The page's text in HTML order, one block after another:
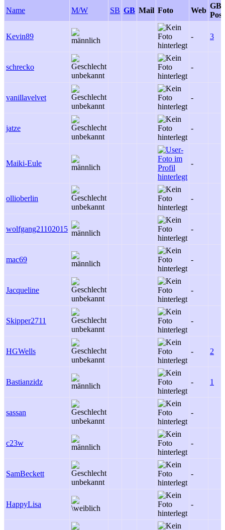
Name M/W SB GB Mail Foto Web
GB-
Kevin89 - 3
schrecko -
vanillavelvet -
jatze -
Maiki-Eule -
ollioberlin -
wolfgang21102015 -
mac69 -
Jacqueline -
Skipper2711 -
HGWells - 2
Bastianzidz - 1
sassan -
c23w -
SamBeckett -
HappyLisa -